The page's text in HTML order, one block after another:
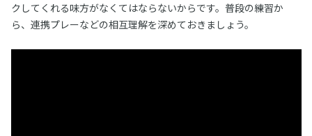
クしてくれる味方がなくてはならないからです。普段の練習か
ら、連携プレーなどの相互理解を深めておきましょう。